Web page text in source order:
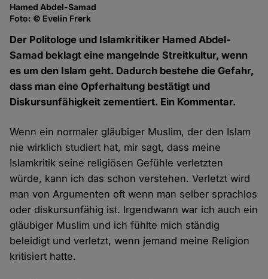
Hamed Abdel-Samad
Foto: © Evelin Frerk
Der Politologe und Islamkritiker Hamed Abdel-
Samad beklagt eine mangelnde Streitkultur, wenn
es um den Islam geht. Dadurch bestehe die Gefahr,
dass man eine Opferhaltung bestätigt und
Diskursunfähigkeit zementiert. Ein Kommentar.
Wenn ein normaler gläubiger Muslim, der den Islam
nie wirklich studiert hat, mir sagt, dass meine
Islamkritik seine religiösen Gefühle verletzten
würde, kann ich das schon verstehen. Verletzt wird
man von Argumenten oft wenn man selber sprachlos
oder diskursunfähig ist. Irgendwann war ich auch ein
gläubiger Muslim und ich fühlte mich ständig
beleidigt und verletzt, wenn jemand meine Religion
kritisiert hatte.